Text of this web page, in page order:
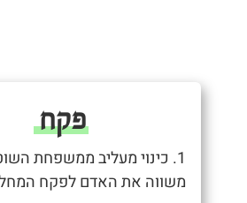
פקח
1. כינוי מעליב ממשפחת
משווה את האדם לפקח